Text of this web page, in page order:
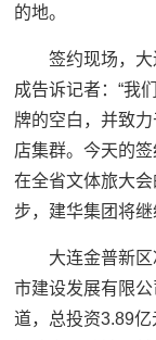
的地。
签约现场，
成告诉记者：“我
牌的空白，并致
店集群。今天的
在全省文体旅大
步，建华集团将
大连金普新
市建设发展有限
道，总投资3.89